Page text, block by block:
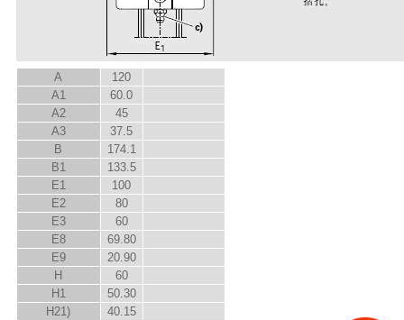
A
120
A1
60.0
A2
45
A3
37.5
B
174.1
B1
133.5
E1
100
E2
80
E3
60
E8
69.80
E9
20.90
H
60
H 1
50.30
H21)
40.15